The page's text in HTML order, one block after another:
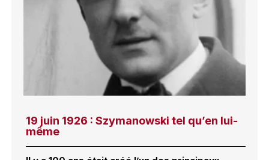
19 juin 1926 : Szymanowski tel qu’en lui-
même